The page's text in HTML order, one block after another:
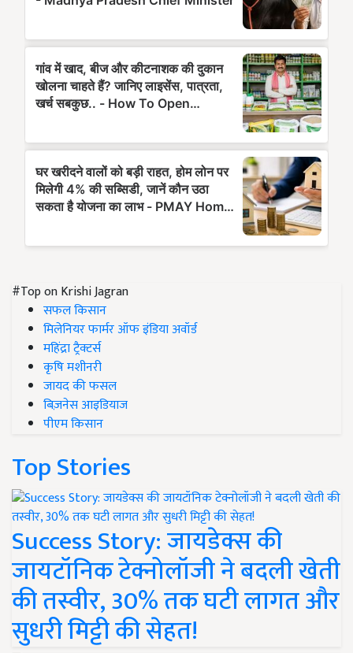
#Top on Krishi Jagran
सफल किसान
मिलेनियर फार्मर ऑफ इंडिया अवॉर्ड
महिंद्रा ट्रैक्टर्स
कृषि मशीनरी
जायद की फसल
बिज़नेस आइडियाज
पीएम किसान
Top Stories
Success Story: जायडेक्स की
जायटॉनिक टेक्नोलॉजी ने बदली खेती
की तस्वीर, 30% तक घटी लागत और
सुधरी मिट्टी की सेहत!